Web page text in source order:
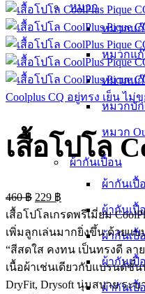
หมวก
หมวกแ
หมวกแก๊
หมวกแ
หมวกบัก
หมวก
ผ้ากันเปื้อน
ผ้ากันเปื้
ผ้ากันเปื้
ผ้ากันเปื้
ผ้ากันเ
ผ้ากันเปื้
Coolplus CQ อยู่ทรง เย็น ไม่
เสื้อโปโล
460฿ 229 ฿
เสื้อโปโลเกรดพรีเมี่ยม
เพิ่มลูกเล่นมากยิ่งขึ้น ด้วยแบ
“สีสดใส คงทน เป็นทรงดี ลา
เนื้อผ้าเช่นเดียวกับแบรนด์ชั้น
DryFit, Drysoft นุ่มสบาย ระ